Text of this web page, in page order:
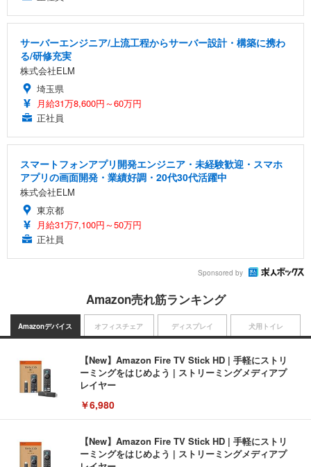
サーバーエンジニア/上流工程からサーバー設計・構築に携わ
る/研修充実
株式会社ELM
埼玉県
月給31万8,600円～60万円
正社員
スマートフォンアプリ開発エンジニア・未経験歓迎・スマホ
アプリの画面開発・業績好調・20代30代活躍中
株式会社ELM
東京都
月給31万7,100円～50万円
正社員
Sponsored by
Amazon売れ筋ランキング
Amazonデバイス
【New】Amazon Fire TV Stick HD | 手軽にストリ
ーミングをはじめよう | ストリーミングメディアプ
レイヤー
￥6,980
【New】Amazon Fire TV Stick HD | 手軽にストリ
ーミングをはじめよう | ストリーミングメディアプ
オフィスチェア ディスプレイ 犬用トイレ